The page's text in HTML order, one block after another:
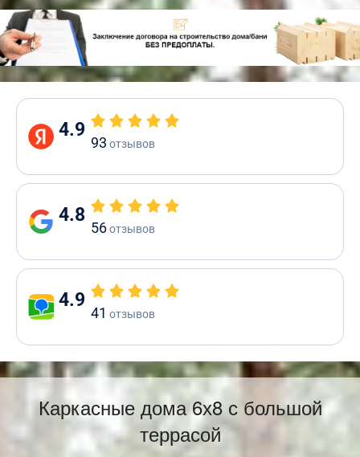
4.9
93 отзывов
4.8
56отзывов
4.9
41 отзывов
Каркасные дома 6х8 с большой
террасой